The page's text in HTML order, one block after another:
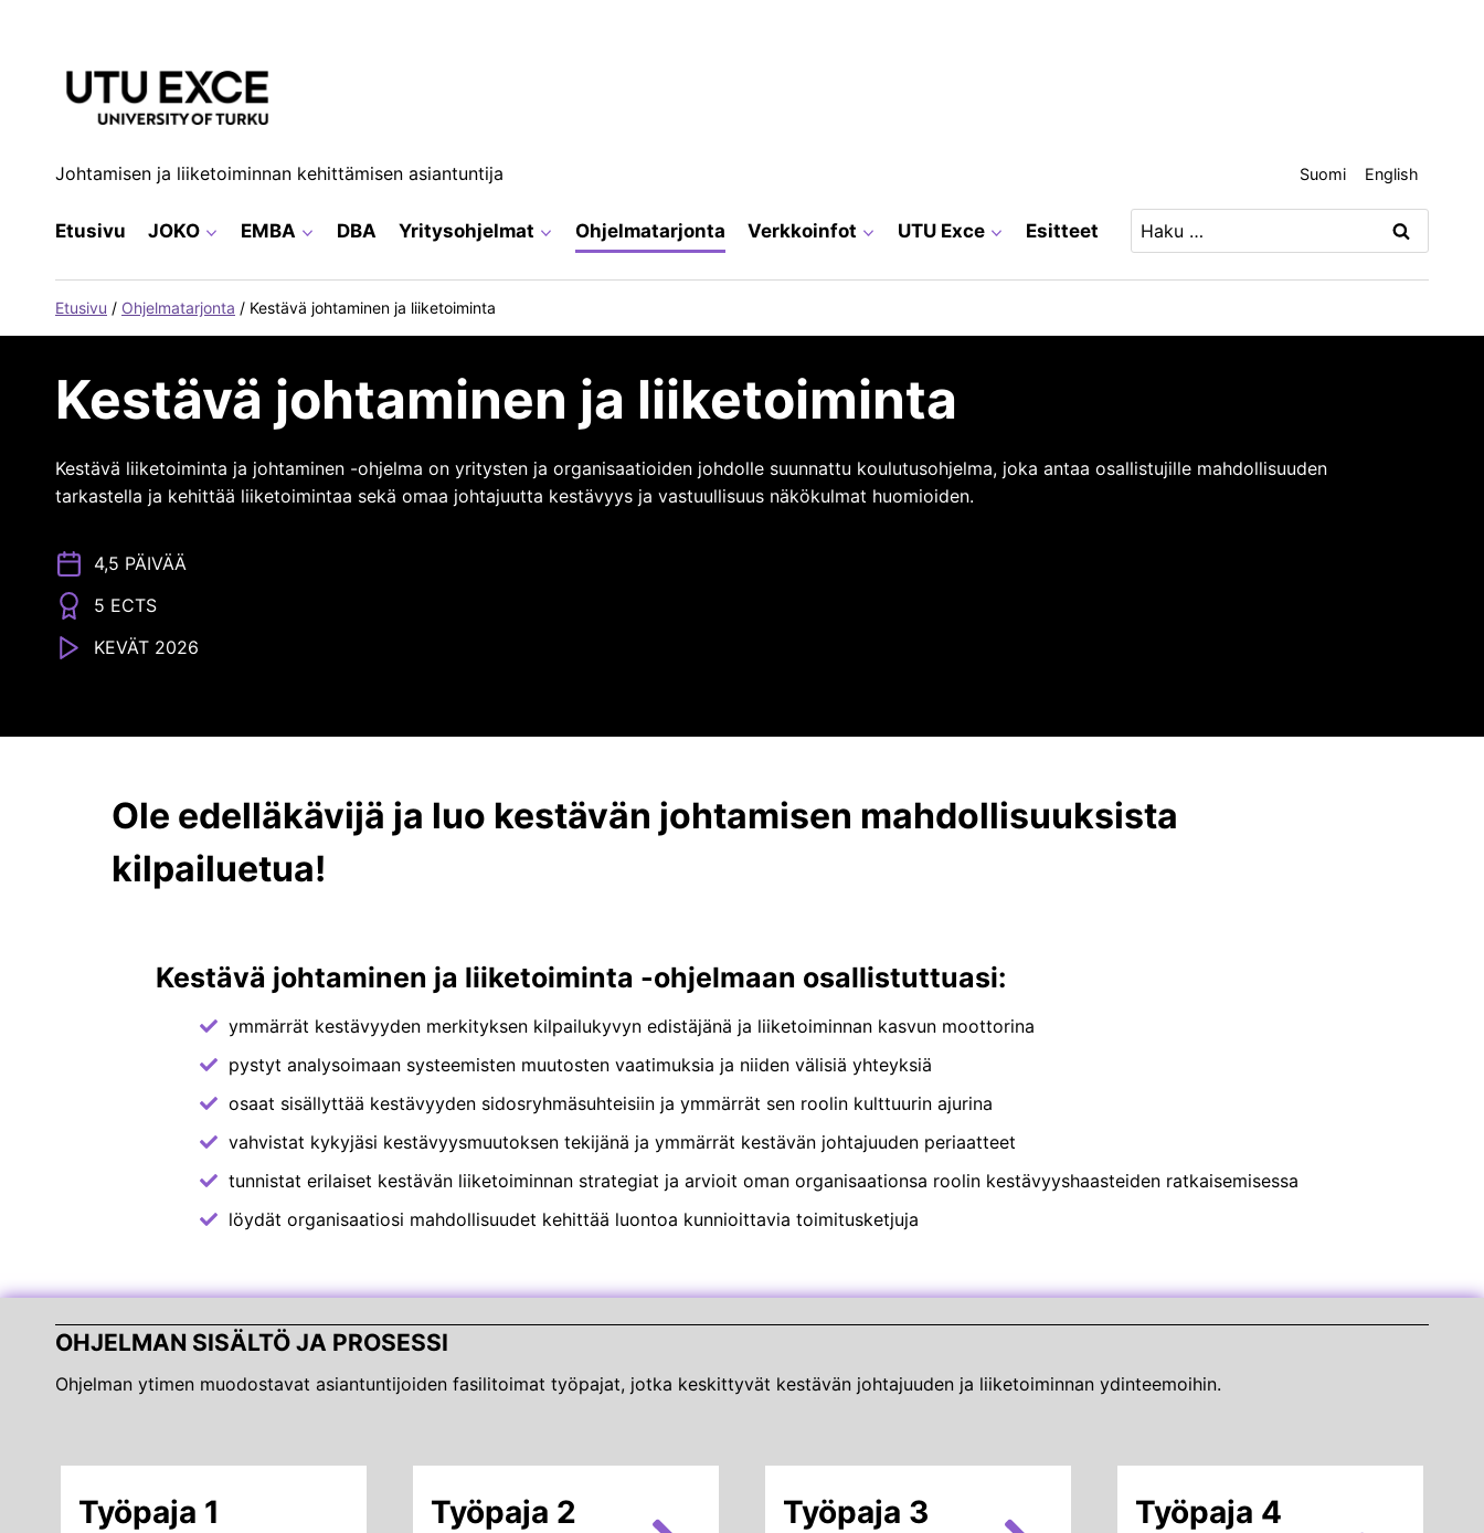
Johtamisen ja liiketoiminnan kehittämisen asiantuntija Suomi English
Etusivu JOKO EMBA DBA Yritysohjelmat Ohjelmatarjonta Verkkoinfot UTU Exce Esitteet Haku:
Etusivu / Ohjelmatarjonta / Kestävä johtaminen ja liiketoiminta
Kestävä johtaminen ja liiketoiminta
Kestävä liiketoiminta ja johtaminen -ohjelma on yritysten ja organisaatioiden johdolle suunnattu koulutusohjelma, joka antaa osallistujille mahdollisuuden
tarkastella ja kehittää liiketoimintaa sekä omaa johtajuutta kestävyys ja vastuullisuus näkökulmat huomioiden.
4,5 PÄIVÄÄ
5 ECTS
KEVÄT 2026
Ole edelläkävijä ja luo kestävän johtamisen mahdollisuuksista
kilpailuetua!
Kestävä johtaminen ja liiketoiminta -ohjelmaan osallistuttuasi:
ymmärrät kestävyyden merkityksen kilpailukyvyn edistäjänä ja liiketoiminnan kasvun moottorina
pystyt analysoimaan systeemisten muutosten vaatimuksia ja niiden välisiä yhteyksiä
osaat sisällyttää kestävyyden sidosryhmäsuhteisiin ja ymmärrät sen roolin kulttuurin ajurina
vahvistat kykyjäsi kestävyysmuutoksen tekijänä ja ymmärrät kestävän johtajuuden periaatteet
tunnistat erilaiset kestävän liiketoiminnan strategiat ja arvioit oman organisaationsa roolin kestävyyshaasteiden ratkaisemisessa
löydät organisaatiosi mahdollisuudet kehittää luontoa kunnioittavia toimitusketjuja
OHJELMAN SISÄLTÖ JA PROSESSI
Ohjelman ytimen muodostavat asiantuntijoiden fasilitoimat työpajat, jotka keskittyvät kestävän johtajuuden ja liiketoiminnan ydinteemoihin.
Työpaja 1 Työpaja 2 Työpaja 3 Työpaja 4